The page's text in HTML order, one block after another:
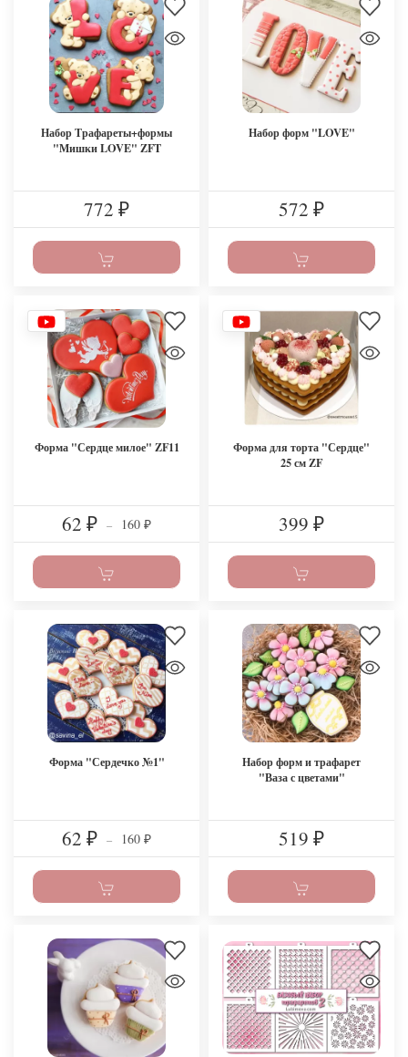
Набор Трафареты+формы
"Мишки LOVE" ZFT
772 ₽
Набор форм "LOVE"
572 ₽
Форма "Сердце милое" ZF11
62 ₽ – 160 ₽
Форма для торта "Сердце"
25 см ZF
399 ₽
Форма "Сердечко №1"
62 ₽ – 160 ₽
Набор форм и трафарет
"Ваза с цветами"
519 ₽